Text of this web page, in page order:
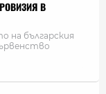
В
на българския